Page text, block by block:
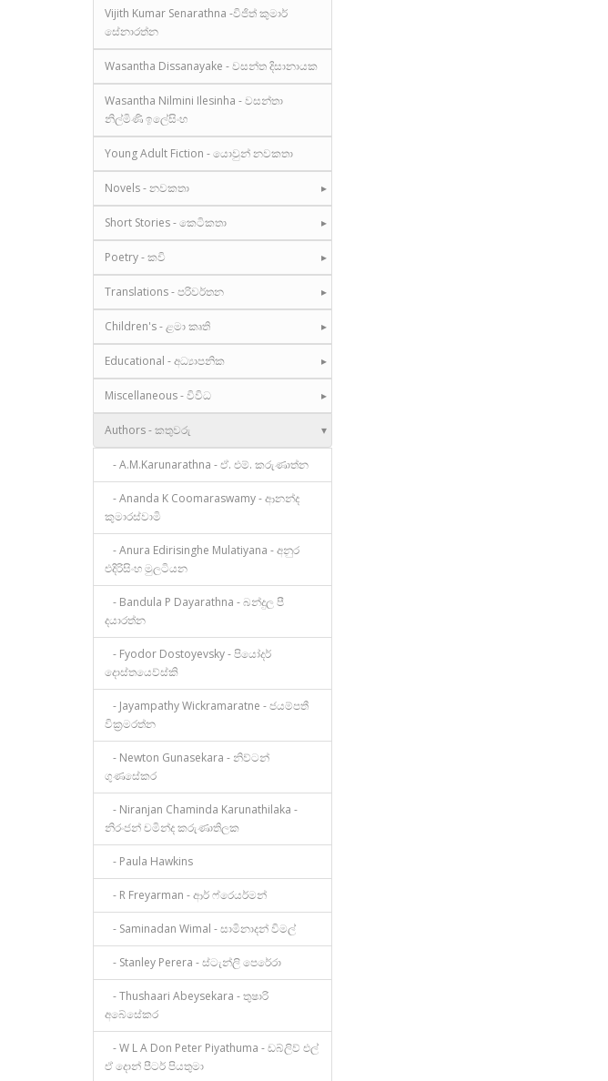
Vijith Kumar Senarathna -විජිත් කුමාර්
සේනාරත්න
Wasantha Dissanayake - වසන්ත දිසානායක
Wasantha Nilmini Ilesinha - වසන්තා
නිල්මිණි ඉලේසිංහ
Young Adult Fiction - යොවුන් නවකතා
Novels - නවකතා
Short Stories - කෙටිකතා
Poetry - කවි
Translations - පරිවර්තන
Children's - ළමා කෘති
Educational - අධ්‍යාපනික
Miscellaneous - විවිධ
Authors - කතුවරු
- A.M.Karunarathna - ඒ. එම්. කරුණාත්න
- Ananda K Coomaraswamy - ආනන්ද
කුමාරස්වාමි
- Anura Edirisinghe Mulatiyana - අනුර
එදිරිසිංහ මුලටියන
- Bandula P Dayarathna - බන්දුල පී
දයාරත්න
- Fyodor Dostoyevsky - පියෝදර්
දොස්තයෙව්ස්කි
- Jayampathy Wickramaratne - ජයම්පතී
වික්‍රමරත්න
- Newton Gunasekara - නිව්ටන්
ගුණසේකර
- Niranjan Chaminda Karunathilaka -
නිරංජන් චමින්ද කරුණාතිලක
- Paula Hawkins
- R Freyarman - ආර් ෆ්රෙයර්මන්
- Saminadan Wimal - සාමිනාදන් විමල්
- Stanley Perera - ස්ටැන්ලි පෙරේරා
- Thushaari Abeysekara - තුෂාරි
අබේසේකර
- W L A Don Peter Piyathuma - ඩබ්ලිව් එල්
ඒ දොන් පීටර් පියතුමා